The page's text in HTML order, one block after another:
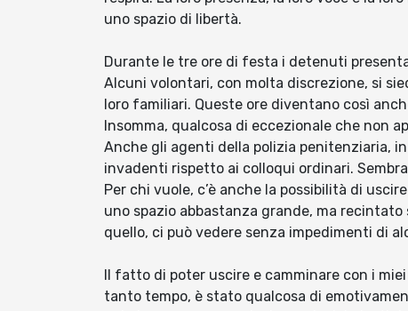
uno spazio di libertà.
Durante le tre ore di festa i detenuti
Alcuni volontari, con molta discrezione, si
loro familiari. Queste ore diventano così
Insomma, qualcosa di eccezionale che non
Anche gli agenti della polizia penitenziaria,
invadenti rispetto ai colloqui ordinari.
Per chi vuole, c’è anche la possibilità di
uno spazio abbastanza grande, ma
quello, ci può vedere senza impedimenti di
Il fatto di poter uscire e camminare con i
tanto tempo, è stato qualcosa di